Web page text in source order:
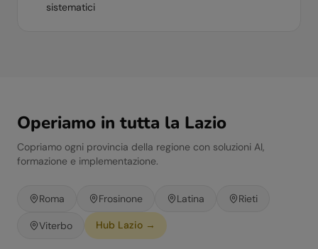
sistematici
Operiamo in tutta la Lazio
Copriamo ogni provincia della regione con soluzioni AI,
formazione e implementazione.
Roma Frosinone Latina Rieti
Viterbo Hub Lazio →